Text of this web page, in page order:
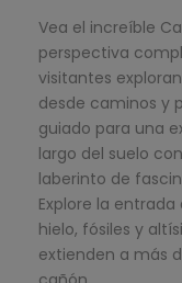
Vea el increíble
perspectiva
visitantes
desde caminos y
guiado para una
largo del suelo
laberinto de
Explore la
hielo, fósiles y
extienden a más